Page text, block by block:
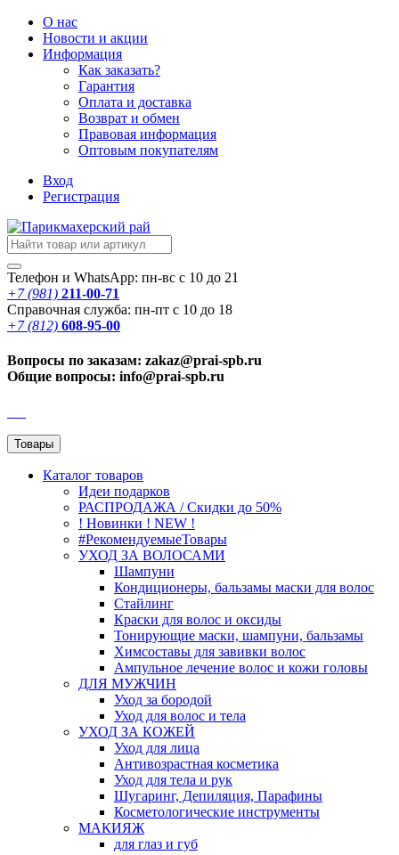
О нас
Новости и акции
Информация
Как заказать?
Гарантия
Оплата и доставка
Возврат и обмен
Правовая информация
Оптовым покупателям
Вход
Регистрация
Телефон и WhatsApp: пн-вс с 10 до 21
+7 (981) 211-00-71
Справочная служба: пн-пт с 10 до 18
+7 (812) 608-95-00
Вопросы по заказам: zakaz@prai-spb.ru
Общие вопросы: info@prai-spb.ru
Товары
Каталог товаров
Идеи подарков
РАСПРОДАЖА / Скидки до 50%
! Новинки ! NEW !
#РекомендуемыеТовары
УХОД ЗА ВОЛОСАМИ
Шампуни
Кондиционеры, бальзамы маски для волос
Стайлинг
Краски для волос и оксиды
Тонирующие маски, шампуни, бальзамы
Химсоставы для завивки волос
Ампульное лечение волос и кожи головы
ДЛЯ МУЖЧИН
Уход за бородой
Уход для волос и тела
УХОД ЗА КОЖЕЙ
Уход для лица
Антивозрастная косметика
Уход для тела и рук
Шугаринг, Депиляция, Парафины
Косметологические инструменты
МАКИЯЖ
для глаз и губ